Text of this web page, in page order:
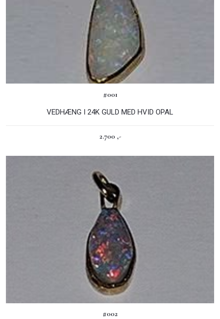
#001​
VEDHÆNG I 24K GULD MED HVID OPAL
2.700 ,-​
#002